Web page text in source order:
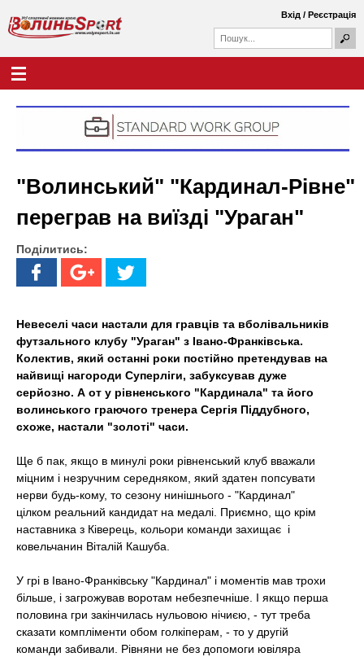
вмісту
В
о
ь
S
p
o
о
у
к
о
в
а
о
м
о
ш
Вхід / Реєстрація
"Волинський" "Кардинал-Рівне"
переграв на виїзді "Ураган"
Поділитись:
Невеселі часи настали для гравців та вболівальників
футзального клубу "Ураган" з Івано-Франківська.
Колектив, який останні роки постійно претендував на
найвищі нагороди Суперліги, забуксував дуже
серйозно. А от у рівненського "Кардинала" та його
волинського граючого тренера Сергія Піддубного,
схоже, настали "золоті" часи.
Ще б пак, якщо в минулі роки рівненський клуб вважали
міцним і незручним середняком, який здатен попсувати
нерви будь-кому, то сезону нинішнього - "Кардинал"
цілком реальний кандидат на медалі. Приємно, що крім
наставника з Ківерець, кольори команди захищає і
ковельчанин Віталій Кашуба.
У грі в Івано-Франківську "Кардинал" і моментів мав трохи
більше, і загрожував воротам небезпечніше. І якщо перша
половина гри закінчилась нульовою нічиєю, - тут треба
сказати компліменти обом голкіперам, - то у другій
команди забивали. Рівняни не без допомоги ювіляра